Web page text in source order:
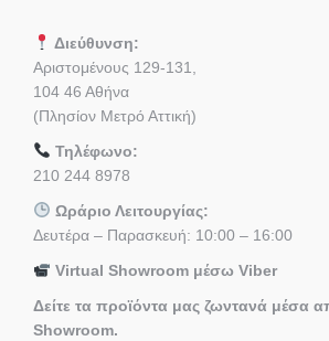
Διεύθυνση:
Αριστομένους 129-131,
104 46 Αθήνα
(Πλησίον Μετρό Αττική)
Τηλέφωνο:
210 244 8978
Ωράριο Λειτουργίας:
Δευτέρα – Παρασκευή: 10:00 – 16:00
Virtual Showroom μέσω Viber
Δείτε τα προϊόντα μας ζωντανά μέσα
Showroom.